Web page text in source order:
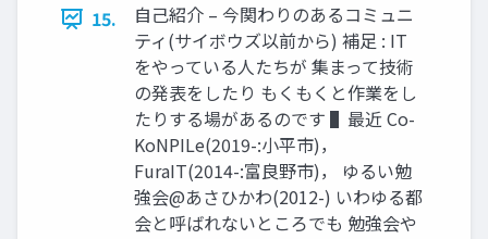
15.
⾃⼰紹介 – 今関わりのあるコミュニ
ティ(サイボウズ以前から) 補⾜ : IT
をやっている⼈たちが 集まって技術
の発表をしたり もくもくと作業をし
たりする場があるのです ▌最近 Co-
KoNPILe(2019-:⼩平市)，
FuraIT(2014-:富良野市)， ゆるい勉
強会@あさひかわ(2012-) いわゆる都
会と呼ばれないところでも 勉強会や